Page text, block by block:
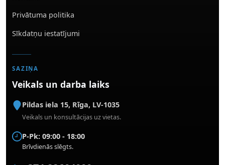
Privātuma politika
Sīkdatņu iestatījumi
SAZIŅA
Veikals un darba laiks
Pildas iela 15, Rīga, LV-1035
Veikals un konsultācijas uz vietas.
P-Pk: 09:00 - 18:00
Brīvdienās slēgts.